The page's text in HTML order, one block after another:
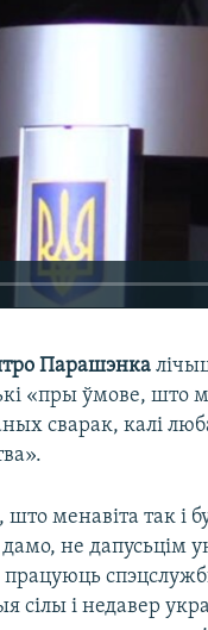
Парашэнка
«пры ўмове, што
сварак, калі
што менавіта так і
не дапусьцім
працуюць
сілы і недавер